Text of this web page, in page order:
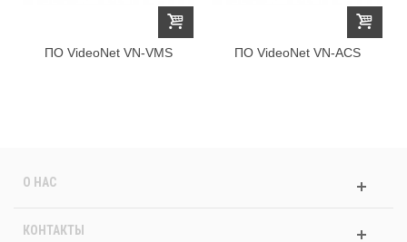
ПО VideoNet VN-VMS ПО VideoNet VN-ACS
О НАС
КОНТАКТЫ